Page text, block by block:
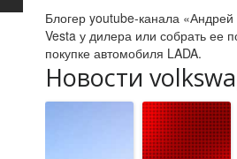
Блогер youtube-канала
Vesta у дилера или собрать ее
покупке автомобиля LADA.
Новости